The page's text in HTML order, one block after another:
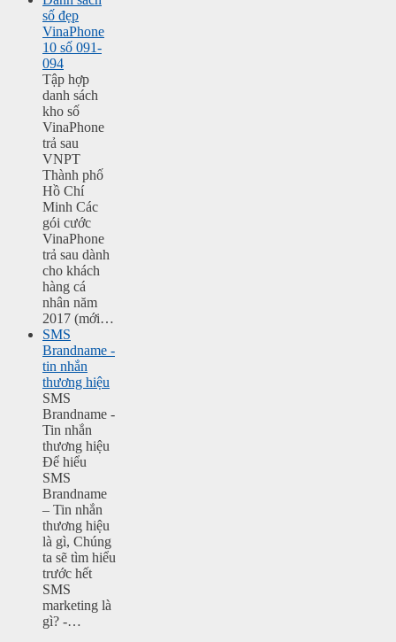
số đẹp
VinaPhone
10 số 091-
094
Tập hợp
danh sách
kho số
VinaPhone
trả sau
VNPT
Thành phố
Hồ Chí
Minh Các
gói cước
VinaPhone
trả sau dành
cho khách
hàng cá
nhân năm
2017 (mới…
SMS
Brandname -
tin nhắn
thương hiệu
SMS
Brandname -
Tin nhắn
thương hiệu
Để hiểu
SMS
Brandname
– Tin nhắn
thương hiệu
là gì, Chúng
ta sẽ tìm hiểu
trước hết
SMS
marketing là
gì? -…